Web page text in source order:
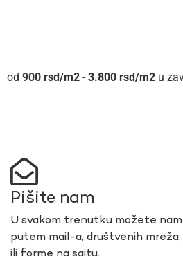
900 rsd - 3.800 rsd u
Pišite nam
U svakom trenutku možete
putem mail-a, društvenih